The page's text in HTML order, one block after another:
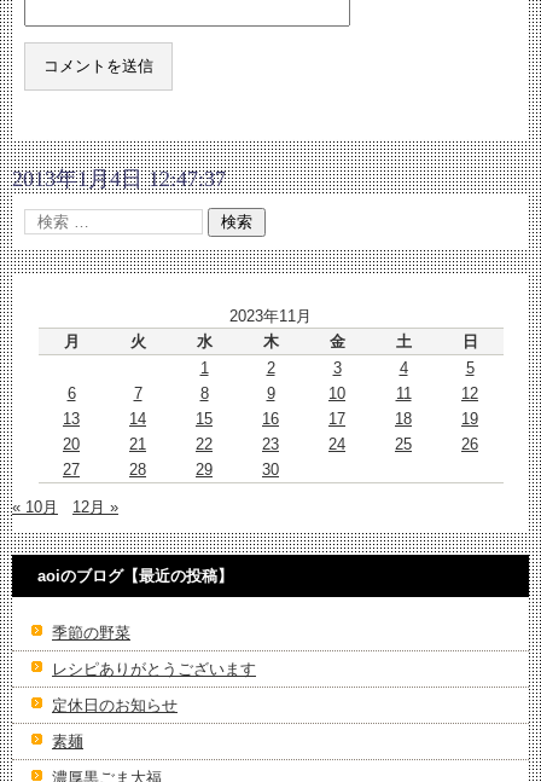
2013年1月4日 12:47:37
2023年11月
月
火 水 木 金 土
日
1
2 3 4
5
6
7 8 9 10 11
12
13
14 15 16 17 18
19
20
21 22 23 24 25
26
27
28 29 30
« 10月 12月 »
aoiのブログ【最近の投稿】
季節の野菜
レシピありがとうございます
定休日のお知らせ
素麺
濃厚黒ごま大福